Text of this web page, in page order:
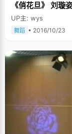
《俏花旦》 刘璇
UP主: wys
舞蹈 • 2016/10/23